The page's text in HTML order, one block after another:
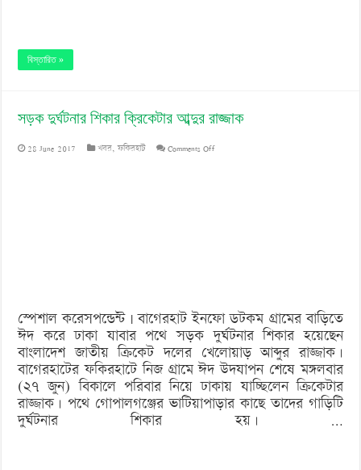
বিস্তারিত »
সড়ক দুর্ঘটনার শিকার ক্রিকেটার আব্দুর রাজ্জাক
28 June 2017 খবর,ফকিরহাট Comments Offon
স্পেশাল করেসপন্ডেন্ট | বাগেরহাট ইনফো ডটকম গ্রামের বাড়িতে
ঈদ করে ঢাকা যাবার পথে সড়ক দুর্ঘটনার শিকার হয়েছেন
বাংলাদেশ জাতীয় ক্রিকেট দলের খেলোয়াড় আব্দুর রাজ্জাক।
বাগেরহাটের ফকিরহাটে নিজ গ্রামে ঈদ উদযাপন শেষে মঙ্গলবার
(২৭ জুন) বিকালে পরিবার নিয়ে ঢাকায় যাচ্ছিলেন ক্রিকেটার
রাজ্জাক। পথে গোপালগঞ্জের ভাটিয়াপাড়ার কাছে তাদের গাড়িটি
দুর্ঘটনার শিকার হয়। …